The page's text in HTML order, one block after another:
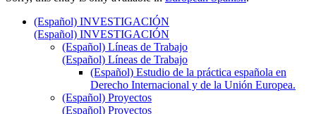
(Español) INVESTIGACIÓN
(Español) INVESTIGACIÓN
(Español) Líneas de Trabajo
(Español) Líneas de Trabajo
(Español) Estudio de la práctica española en
Derecho Internacional y de la Unión Europea.
(Español) Proyectos
(Español) Proyectos